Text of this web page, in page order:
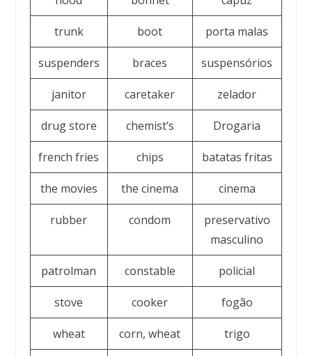
trunk boot porta malas
suspenders braces suspensórios
janitor caretaker zelador
drug store chemist’s Drogaria
french fries chips batatas fritas
the movies the cinema cinema
rubber condom
preservativo
masculino
patrolman constable policial
stove cooker fogão
wheat corn, wheat trigo